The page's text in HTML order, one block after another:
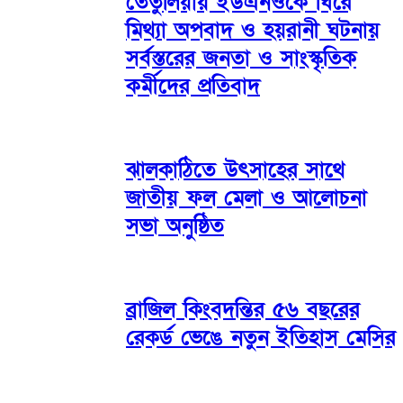
মিথ্যা অপবাদ ও হয়রানী ঘটনায়
সর্বস্তরের জনতা ও সাংস্কৃতিক
কর্মীদের প্রতিবাদ
ঝালকাঠিতে উৎসাহের সাথে
জাতীয় ফল মেলা ও আলোচনা
সভা অনুষ্ঠিত
ব্রাজিল কিংবদন্তির ৫৬ বছরের
রেকর্ড ভেঙে নতুন ইতিহাস মেসির